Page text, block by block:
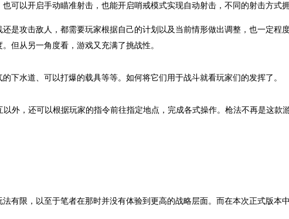
可以开启手动瞄准射击，也能开启哨戒模式实现自动射击，不同的射击方式拥
是攻击敌人，都需要玩家根据自己的计划以及当前情形做出调整，也一定程
但从另一角度看，游戏又充满了挑战性。
下水道、可以打爆的载具等等。如何将它们用于战斗就看玩家们的发挥了。
外，还可以根据玩家的指令前往指定地点，完成各式操作。枪法不再是这
有限，以至于笔者在那时并没有体验到更高的战略层面。而在本次正式版本